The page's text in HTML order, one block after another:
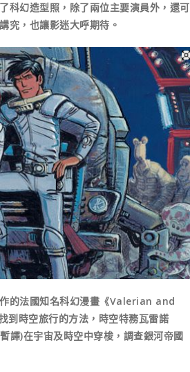
科幻造型照，除了兩位主要演員外，還可
究，也讓影迷大呼期待。
的法國知名科幻漫畫《Valerian and
時空旅行的方法，時空特務瓦雷諾
)在宇宙及時空中穿梭，調查銀河帝國